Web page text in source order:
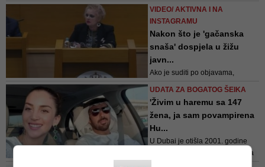
VIDEO/ AKTIVNA I NA
INSTAGRAMU
Nakon što je 'gačanska
snaša' dospjela u žižu
javn...
Ako je suditi po objavama,
omiljeni Obrenkin pjevač je Halid
Bešlić. Često ističe svoje odjevne
profilu našlo se mjesta i za
predsjednika Rusije Vladimira
Putina
UDATA ZA BOGATOG ŠEIKA
'Živim u haremu sa 147
žena, ja sam povampirena
Hu...
U Dubai je otišla 2001. godine
kao jedna od prvih supermodela